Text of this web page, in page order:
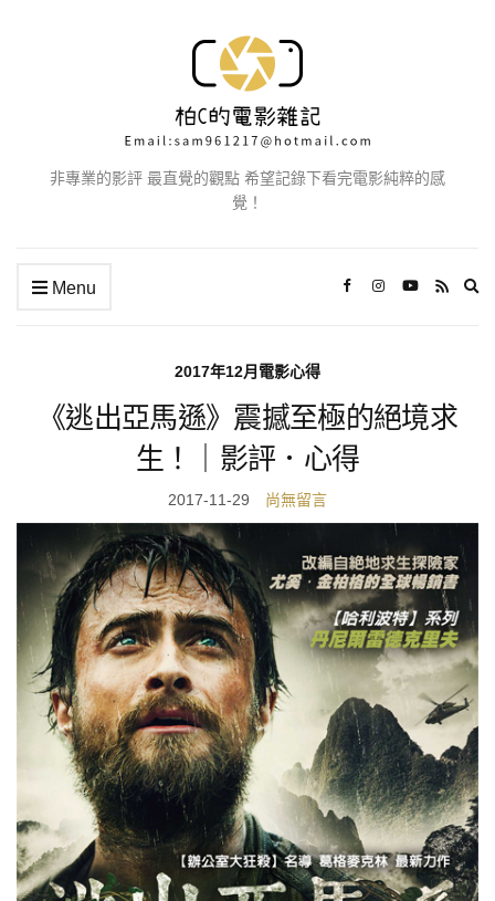
非專業的影評 最直覺的觀點 希望記錄下看完電影純粹的感
覺！
Menu
2017年12月電影心得
《逃出亞馬遜》震撼至極的絕境求
生！｜影評．心得
2017-11-29 尚無留言